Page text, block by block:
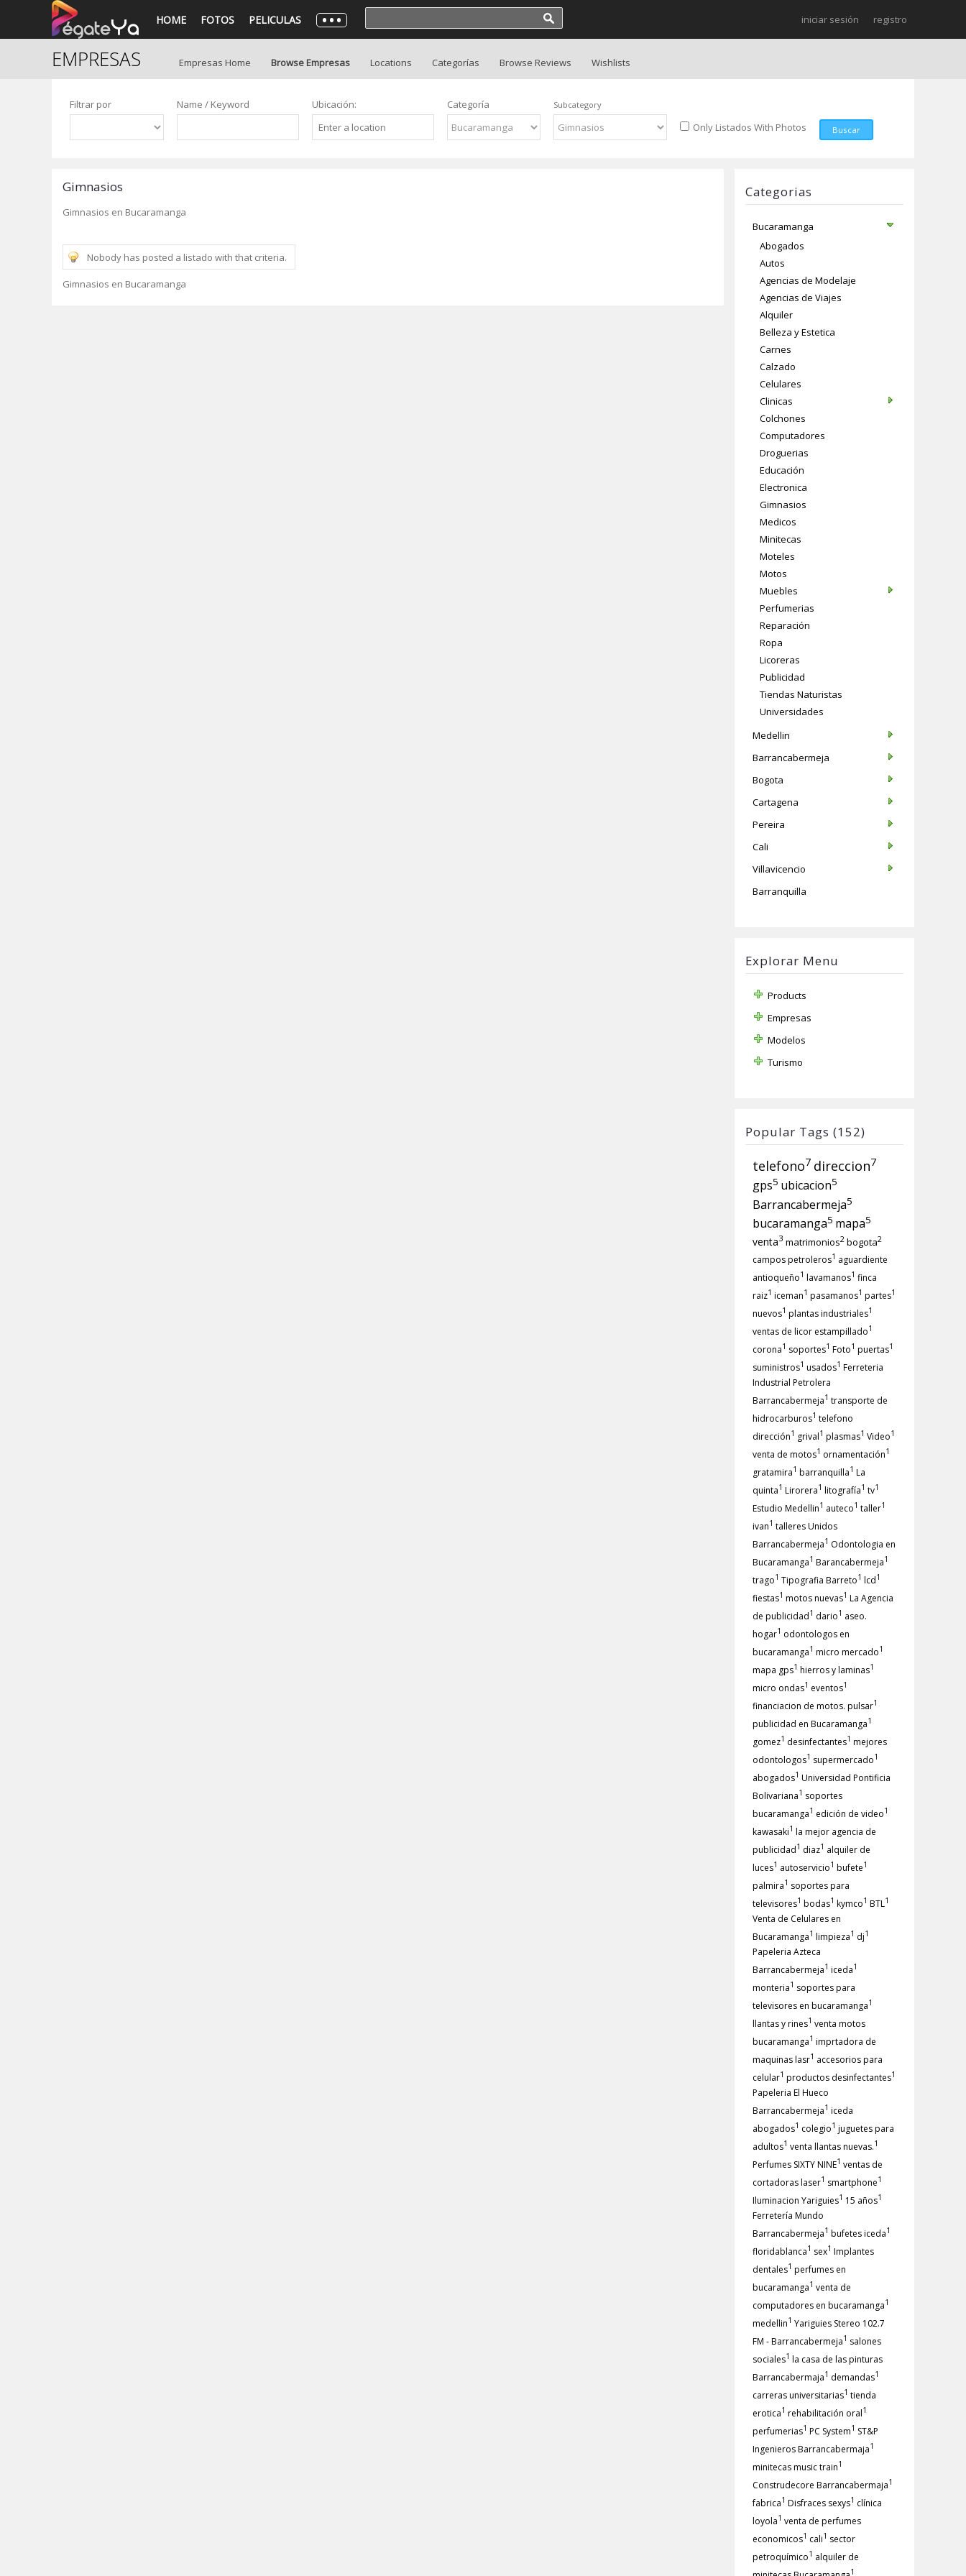
HOME FOTOS PELICULAS iniciar sesión registro
EMPRESAS Empresas Home Browse Empresas Locations Categorías Browse Reviews Wishlists
Filtrar por Name / Keyword Ubicación: Categoría Subcategory
Only Listados With Photos Buscar
Categorias
Bucaramanga
Abogados
Autos
Agencias de Modelaje
Agencias de Viajes
Alquiler
Belleza y Estetica
Carnes
Calzado
Celulares
Clinicas
Colchones
Computadores
Droguerias
Educación
Electronica
Gimnasios
Medicos
Minitecas
Moteles
Motos
Muebles
Perfumerias
Reparación
Ropa
Licoreras
Publicidad
Tiendas Naturistas
Universidades
Medellin
Barrancabermeja
Bogota
Cartagena
Pereira
Cali
Villavicencio
Barranquilla
Explorar Menu
Products
Empresas
Modelos
Turismo
Popular Tags (152)
telefono7 direccion7
gps5 ubicacion5
Barrancabermeja5
bucaramanga5 mapa5
venta3 matrimonios2 bogota2
campos petroleros1 aguardiente
antioqueño1 lavamanos1 finca
raiz1 iceman1 pasamanos1 partes1
nuevos1 plantas industriales1
ventas de licor estampillado1
corona1 soportes1 Foto1 puertas1
suministros1 usados1 Ferreteria
Industrial Petrolera
Barrancabermeja1 transporte de
hidrocarburos1 telefono
dirección1 grival1 plasmas1 Video1
venta de motos1 ornamentación1
gratamira1 barranquilla1 La
quinta1 Lirorera1 litografía1 tv1
Estudio Medellin1 auteco1 taller1
ivan1 talleres Unidos
Barrancabermeja1 Odontologia en
Bucaramanga1 Barancabermeja1
trago1 Tipografia Barreto1 lcd1
fiestas1 motos nuevas1 La Agencia
de publicidad1 dario1 aseo.
hogar1 odontologos en
bucaramanga1 micro mercado1
mapa gps1 hierros y laminas1
micro ondas1 eventos1
financiacion de motos. pulsar1
publicidad en Bucaramanga1
gomez1 desinfectantes1 mejores
odontologos1 supermercado1
abogados1 Universidad Pontificia
Bolivariana1 soportes
bucaramanga1 edición de video1
kawasaki1 la mejor agencia de
publicidad1 diaz1 alquiler de
luces1 autoservicio1 bufete1
palmira1 soportes para
televisores1 bodas1 kymco1 BTL1
Venta de Celulares en
Bucaramanga1 limpieza1 dj1
Papeleria Azteca
Barrancabermeja1 iceda1
monteria1 soportes para
televisores en bucaramanga1
llantas y rines1 venta motos
bucaramanga1 imprtadora de
maquinas lasr1 accesorios para
celular1 productos desinfectantes1
Papeleria El Hueco
Barrancabermeja1 iceda
abogados1 colegio1 juguetes para
adultos1 venta llantas nuevas.1
Perfumes SIXTY NINE1 ventas de
cortadoras laser1 smartphone1
Iluminacion Yariguies1 15 años1
Ferretería Mundo
Barrancabermeja1 bufetes iceda1
floridablanca1 sex1 Implantes
dentales1 perfumes en
bucaramanga1 venta de
computadores en bucaramanga1
medellin1 Yariguies Stereo 102.7
FM - Barrancabermeja1 salones
sociales1 la casa de las pinturas
Barrancabermaja1 demandas1
carreras universitarias1 tienda
erotica1 rehabilitación oral1
perfumerias1 PC System1 ST&P
Ingenieros Barrancabermaja1
minitecas music train1
Construdecore Barrancabermaja1
fabrica1 Disfraces sexys1 clínica
loyola1 venta de perfumes
economicos1 cali1 sector
petroquímico1 alquiler de
1
Gimnasios
Gimnasios en Bucaramanga
Nobody has posted a listado with that criteria.
Gimnasios en Bucaramanga